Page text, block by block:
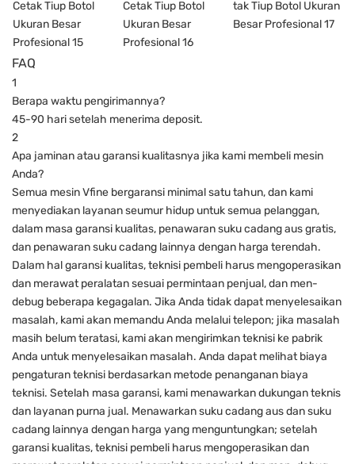
FAQ
1
Berapa waktu pengirimannya?
45-90 hari setelah menerima deposit.
2
Apa jaminan atau garansi kualitasnya jika kami membeli mesin
Anda?
Semua mesin Vfine bergaransi minimal satu tahun, dan kami
menyediakan layanan seumur hidup untuk semua pelanggan,
dalam masa garansi kualitas, penawaran suku cadang aus gratis,
dan penawaran suku cadang lainnya dengan harga terendah.
Dalam hal garansi kualitas, teknisi pembeli harus mengoperasikan
dan merawat peralatan sesuai permintaan penjual, dan men-
debug beberapa kegagalan. Jika Anda tidak dapat menyelesaikan
masalah, kami akan memandu Anda melalui telepon; jika masalah
masih belum teratasi, kami akan mengirimkan teknisi ke pabrik
Anda untuk menyelesaikan masalah. Anda dapat melihat biaya
pengaturan teknisi berdasarkan metode penanganan biaya
teknisi. Setelah masa garansi, kami menawarkan dukungan teknis
dan layanan purna jual. Menawarkan suku cadang aus dan suku
cadang lainnya dengan harga yang menguntungkan; setelah
garansi kualitas, teknisi pembeli harus mengoperasikan dan